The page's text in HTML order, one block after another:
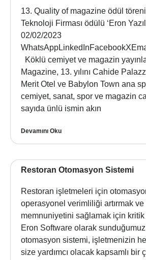
13. Quality of magazine ödül
Teknoloji Firması ödülü ‘Eron
02/02/2023
Köklü cemiyet ve magazin
Magazine, 13. yılını Cahide
Merit Otel ve Babylon Town ana
cemiyet, sanat, spor ve magazin
sayıda ünlü ismin akın
Devamını Oku
Restoran Otomasyon Sistemi
Restoran işletmeleri için
operasyonel verimliliği artırmak ve
memnuniyetini sağlamak için
Eron Software olarak
otomasyon sistemi, işletmenizin
size yardımcı olacak kapsamlı bir